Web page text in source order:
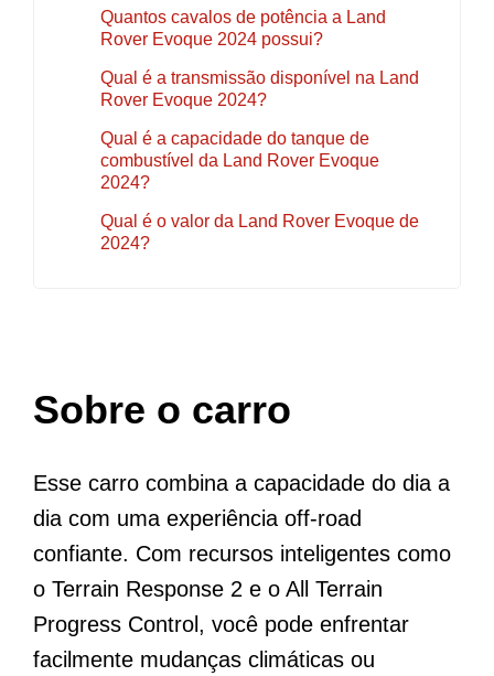
Quantos cavalos de potência a Land
Rover Evoque 2024 possui?
Qual é a transmissão disponível na Land
Rover Evoque 2024?
Qual é a capacidade do tanque de
combustível da Land Rover Evoque
2024?
Qual é o valor da Land Rover Evoque de
2024?
Sobre o carro
Esse carro combina a capacidade do dia a
dia com uma experiência off-road
confiante. Com recursos inteligentes como
o Terrain Response 2 e o All Terrain
Progress Control, você pode enfrentar
facilmente mudanças climáticas ou